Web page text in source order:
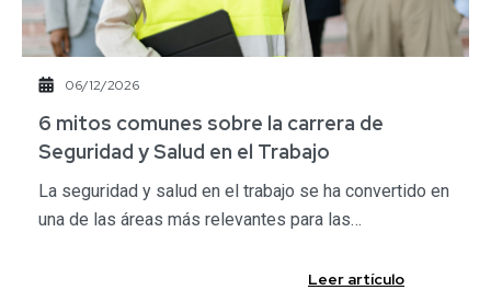
06/12/2026
​6 mitos comunes sobre la carrera de
Seguridad y Salud en el Trabajo​
La seguridad y salud en el trabajo se ha convertido en
una de las áreas más relevantes para las…
Leer artículo